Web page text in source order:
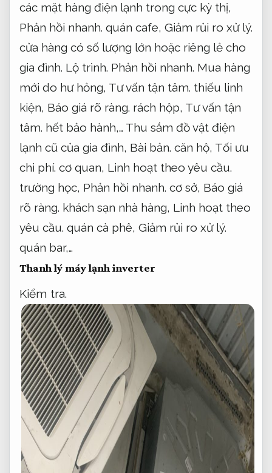
các mặt hàng điện lạnh trong cực kỳ thị,
Phản hồi nhanh. quán cafe, Giảm rủi ro xử lý.
cửa hàng có số lượng lớn hoặc riêng lẻ cho
gia đình. Lộ trình. Phản hồi nhanh. Mua hàng
mới do hư hỏng, Tư vấn tận tâm. thiếu linh
kiện, Báo giá rõ ràng. rách hộp, Tư vấn tận
tâm. hết bảo hành,… Thu sắm đồ vật điện
lạnh cũ của gia đình, Bài bản. căn hộ, Tối ưu
chi phí. cơ quan, Linh hoạt theo yêu cầu.
trường học, Phản hồi nhanh. cơ sở, Báo giá
rõ ràng. khách sạn nhà hàng, Linh hoạt theo
yêu cầu. quán cà phê, Giảm rủi ro xử lý.
quán bar,…
Thanh lý máy lạnh inverter
Kiểm tra.